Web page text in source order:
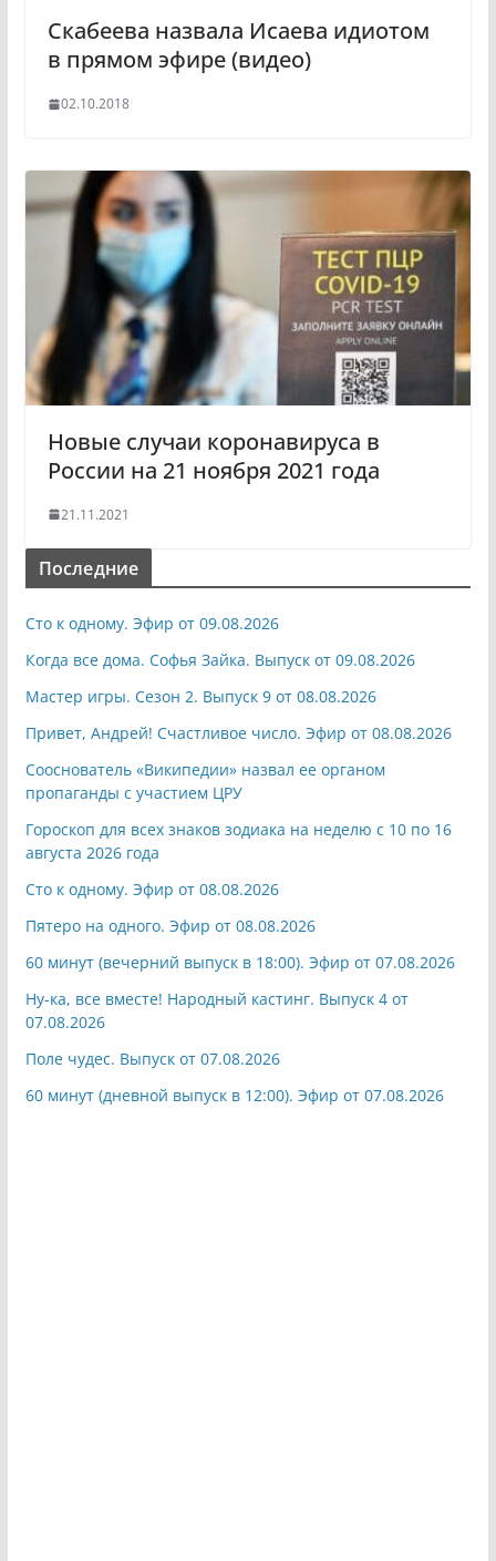
Скабеева назвала Исаева идиотом
в прямом эфире (видео)
02.10.2018
Новые случаи коронавируса в
России на 21 ноября 2021 года
21.11.2021
Последние
Сто к одному. Эфир от 09.08.2026
Когда все дома. Софья Зайка. Выпуск от 09.08.2026
Мастер игры. Сезон 2. Выпуск 9 от 08.08.2026
Привет, Андрей! Счастливое число. Эфир от 08.08.2026
Сооснователь «Википедии» назвал ее органом
пропаганды с участием ЦРУ
Гороскоп для всех знаков зодиака на неделю с 10 по 16
августа 2026 года
Сто к одному. Эфир от 08.08.2026
Пятеро на одного. Эфир от 08.08.2026
60 минут (вечерний выпуск в 18:00). Эфир от 07.08.2026
Ну-ка, все вместе! Народный кастинг. Выпуск 4 от
07.08.2026
Поле чудес. Выпуск от 07.08.2026
60 минут (дневной выпуск в 12:00). Эфир от 07.08.2026